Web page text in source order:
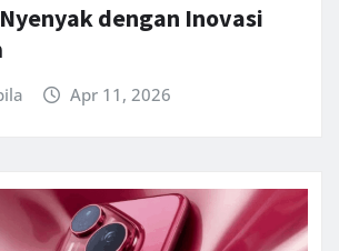
dengan Inovasi
Apr 11, 2026